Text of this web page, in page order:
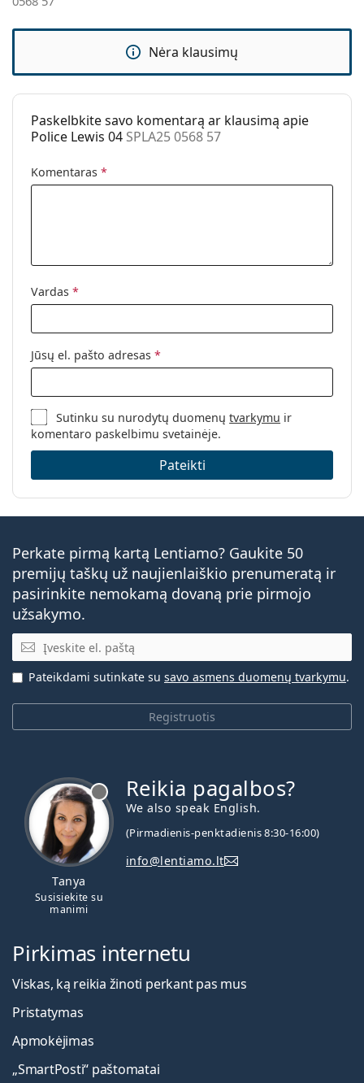
Lytis:
Vyrams
Akiniai nuo saulės
Naudojimas:
Madingi
Kodas:
SPLA25 0568 57
Nėra klausimų
Paskelbkite savo komentarą ar klausimą apie
Police Lewis 04 SPLA25 0568 57
Komentaras *
Vardas *
Jūsų el. pašto adresas *
Sutinku su nurodytų duomenųtvarkymu ir
komentaro paskelbimu svetainėje.
Pateikti
Perkate pirmą kartą Lentiamo? Gaukite 50
premijų taškų už naujienlaiškio prenumeratą ir
pasirinkite nemokamą dovaną prie pirmojo
užsakymo.
El. pašto adresas
Registruotis
Pateikdami sutinkate su savo asmens duomenų tvarkymu.
Tanya
Susisiekite su
manimi
Reikia pagalbos?
We also speak English.
(Pirmadienis-penktadienis 8:30-16:00)
info@lentiamo.lt
Pirkimas internetu
Viskas, ką reikia žinoti perkant pas mus
Pristatymas
Apmokėjimas
„SmartPosti“ paštomatai